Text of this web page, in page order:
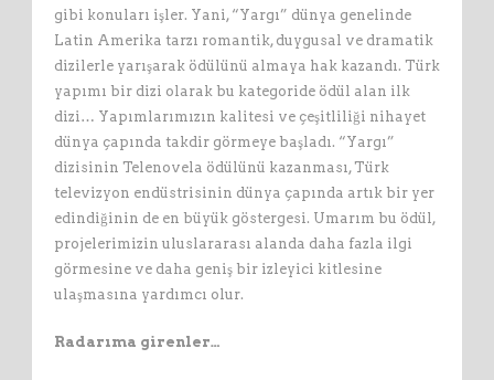
gibi konuları işler. Yani, “Yargı” dünya genelinde
Latin Amerika tarzı romantik, duygusal ve dramatik
dizilerle yarışarak ödülünü almaya hak kazandı. Türk
yapımı bir dizi olarak bu kategoride ödül alan ilk
dizi… Yapımlarımızın kalitesi ve çeşitliliği nihayet
dünya çapında takdir görmeye başladı. “Yargı”
dizisinin Telenovela ödülünü kazanması, Türk
televizyon endüstrisinin dünya çapında artık bir yer
edindiğinin de en büyük göstergesi. Umarım bu ödül,
projelerimizin uluslararası alanda daha fazla ilgi
görmesine ve daha geniş bir izleyici kitlesine
ulaşmasına yardımcı olur.
Radarıma girenler…